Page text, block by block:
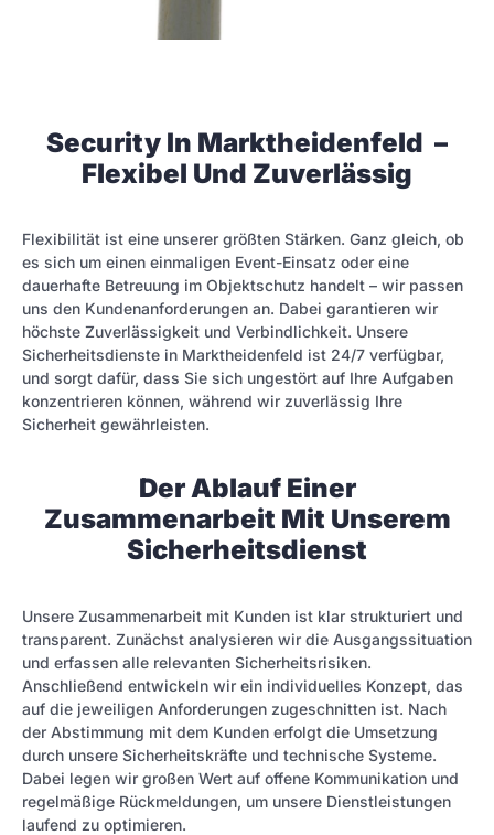
Security In Marktheidenfeld –
Flexibel Und Zuverlässig
Flexibilität ist eine unserer größten Stärken. Ganz gleich, ob
es sich um einen einmaligen Event-Einsatz oder eine
dauerhafte Betreuung im Objektschutz handelt – wir passen
uns den Kundenanforderungen an. Dabei garantieren wir
höchste Zuverlässigkeit und Verbindlichkeit. Unsere
Sicherheitsdienste in Marktheidenfeld ist 24/7 verfügbar,
und sorgt dafür, dass Sie sich ungestört auf Ihre Aufgaben
konzentrieren können, während wir zuverlässig Ihre
Sicherheit gewährleisten.
Der Ablauf Einer
Zusammenarbeit Mit Unserem
Sicherheitsdienst
Unsere Zusammenarbeit mit Kunden ist klar strukturiert und
transparent. Zunächst analysieren wir die Ausgangssituation
und erfassen alle relevanten Sicherheitsrisiken.
Anschließend entwickeln wir ein individuelles Konzept, das
auf die jeweiligen Anforderungen zugeschnitten ist. Nach
der Abstimmung mit dem Kunden erfolgt die Umsetzung
durch unsere Sicherheitskräfte und technische Systeme.
Dabei legen wir großen Wert auf offene Kommunikation und
regelmäßige Rückmeldungen, um unsere Dienstleistungen
laufend zu optimieren.